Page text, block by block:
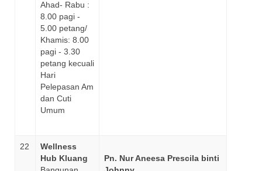
Ahad- Rabu :
8.00 pagi -
5.00 petang/
Khamis: 8.00
pagi - 3.30
petang kecuali
Hari
Pelepasan Am
dan Cuti
Umum
22
Wellness
Hub Kluang
Pn. Nur Aneesa Prescila binti